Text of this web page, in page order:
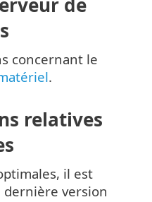
concernant le
.
relatives
il est
version